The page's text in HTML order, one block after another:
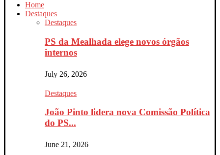
Home
Destaques
Destaques
PS da Mealhada elege novos órgãos
internos
July 26, 2026
Destaques
João Pinto lidera nova Comissão Política
do PS...
June 21, 2026